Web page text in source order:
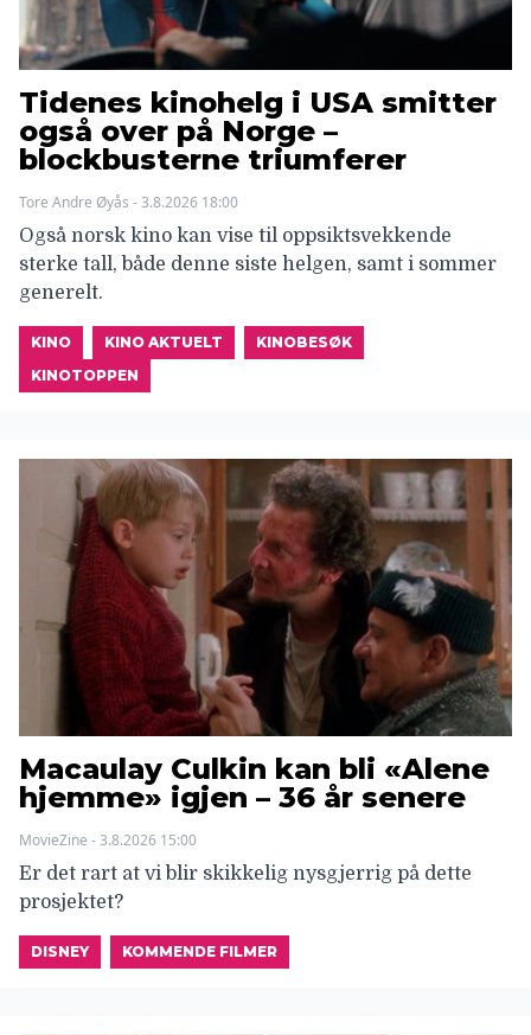
Tidenes kinohelg i USA smitter
også over på Norge –
blockbusterne triumferer
Tore Andre Øyås - 3.8.2026 18:00
Også norsk kino kan vise til oppsiktsvekkende
sterke tall, både denne siste helgen, samt i sommer
generelt.
KINO KINO AKTUELT
KINOBESØK
KINOTOPPEN
Macaulay Culkin kan bli «Alene
hjemme» igjen – 36 år senere
MovieZine - 3.8.2026 15:00
Er det rart at vi blir skikkelig nysgjerrig på dette
prosjektet?
DISNEY KOMMENDE FILMER